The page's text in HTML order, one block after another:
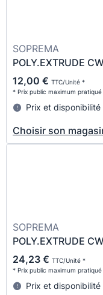
SOPREMA
POLY.EXTRUDE
12,00 € TTC/Unité *
* Prix public maximum pratiqué
Prix et disponibilité
Choisir son
SOPREMA
POLY.EXTRUDE
24,23 € TTC/Unité *
* Prix public maximum pratiqué
Prix et disponibilité